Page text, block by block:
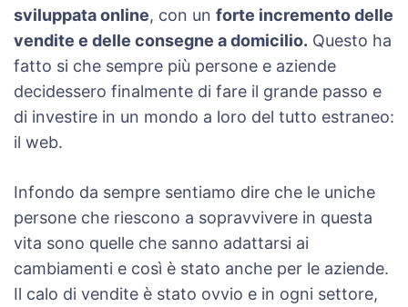
sviluppata online, con un forte incremento delle
vendite e delle consegne a domicilio. Questo ha
fatto si che sempre più persone e aziende
decidessero finalmente di fare il grande passo e
di investire in un mondo a loro del tutto estraneo:
il web.
Infondo da sempre sentiamo dire che le uniche
persone che riescono a sopravvivere in questa
vita sono quelle che sanno adattarsi ai
cambiamenti e così è stato anche per le aziende.
Il calo di vendite è stato ovvio e in ogni settore,